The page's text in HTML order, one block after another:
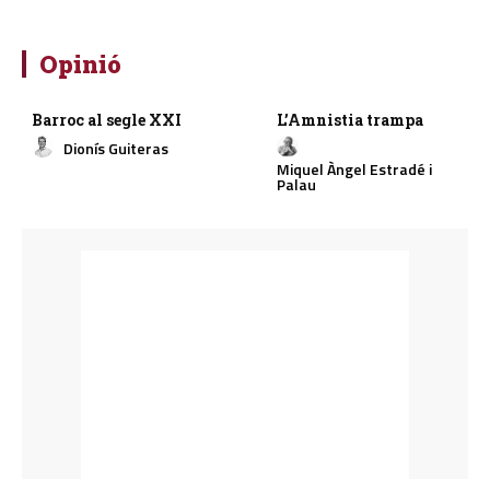
Opinió
Barroc al segle XXI
Dionís Guiteras
L’Amnistia trampa
Miquel Àngel Estradé i
Palau